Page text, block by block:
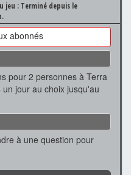
jeu : Terminé depuis le
abonnés
pour 2 personnes à Terra
jour au choix jusqu'au
à une question pour